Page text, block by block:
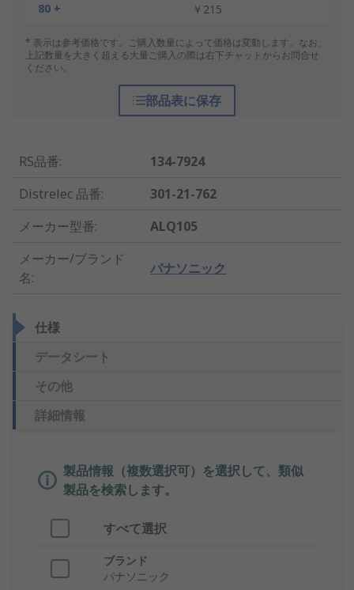
80 +
￥215
* 表示は参考価格です。ご購入数量によって価格は変動します。なお、
上記数量を大きく超える大量ご購入の際は右下チャットからお問合せ
ください。
部品表に保存
RS品番:
134-7924
Distrelec 品番:
301-21-762
メーカー型番:
ALQ105
メーカー/ブランド
名:
パナソニック
仕様
データシート
その他
詳細情報
製品情報（複数選択可）を選択して、類似
製品を検索します。
すべて選択
ブランド
パナソニック